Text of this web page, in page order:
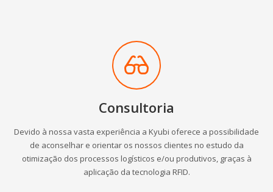
Consultoria
Devido à nossa vasta experiência a Kyubi oferece a possibilidade
de aconselhar e orientar os nossos clientes no estudo da
otimização dos processos logísticos e/ou produtivos, graças à
aplicação da tecnologia RFID.